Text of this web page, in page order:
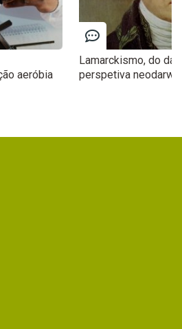
aeróbia
Lamarckismo, do
perspetiva